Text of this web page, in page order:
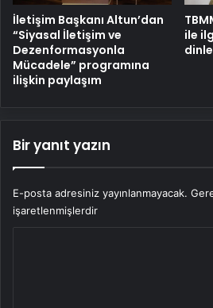
İletişim Başkanı Altun’dan
“Siyasal İletişim ve
Dezenformasyonla
Mücadele” programına
ilişkin paylaşım
ile
Bir yanıt yazın
E-posta adresiniz yayınlanmayacak.
işaretlenmişlerdir